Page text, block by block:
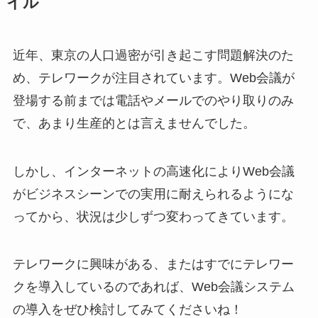
近年、東京の人口過密が引き起こす問題解決のた
め、テレワークが注目されています。Web会議が
登場する前までは電話やメールでのやり取りのみ
で、あまり生産的とは言えませんでした。
しかし、インターネットの高速化によりWeb会議
がビジネスシーンでの実用に耐えられるようにな
ってから、状況は少しずつ変わってきています。
テレワークに興味がある、またはすでにテレワー
クを導入しているのであれば、Web会議システム
の導入をぜひ検討してみてくださいね！